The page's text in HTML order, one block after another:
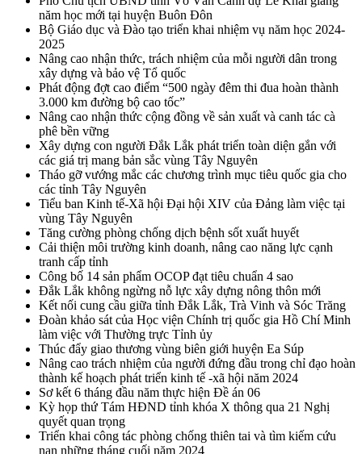
năm học mới tại huyện Buôn Đôn
Bộ Giáo dục và Đào tạo triển khai nhiệm vụ năm học 2024-
2025
Nâng cao nhận thức, trách nhiệm của mỗi người dân trong
xây dựng và bảo vệ Tổ quốc
Phát động đợt cao điểm “500 ngày đêm thi đua hoàn thành
3.000 km đường bộ cao tốc”
Nâng cao nhận thức cộng đồng về sản xuất và canh tác cà
phê bền vững
Xây dựng con người Đắk Lắk phát triển toàn diện gắn với
các giá trị mang bản sắc vùng Tây Nguyên
Tháo gỡ vướng mắc các chương trình mục tiêu quốc gia cho
các tỉnh Tây Nguyên
Tiểu ban Kinh tế-Xã hội Đại hội XIV của Đảng làm việc tại
vùng Tây Nguyên
Tăng cường phòng chống dịch bệnh sốt xuất huyết
Cải thiện môi trường kinh doanh, nâng cao năng lực cạnh
tranh cấp tỉnh
Công bố 14 sản phẩm OCOP đạt tiêu chuẩn 4 sao
Đắk Lắk không ngừng nỗ lực xây dựng nông thôn mới
Kết nối cung cầu giữa tỉnh Đắk Lắk, Trà Vinh và Sóc Trăng
Đoàn khảo sát của Học viện Chính trị quốc gia Hồ Chí Minh
làm việc với Thường trực Tỉnh ủy
Thúc đẩy giao thương vùng biên giới huyện Ea Súp
Nâng cao trách nhiệm của người đứng đầu trong chỉ đạo hoàn
thành kế hoạch phát triển kinh tế -xã hội năm 2024
Sơ kết 6 tháng đầu năm thực hiện Đề án 06
Kỳ họp thứ Tám HĐND tỉnh khóa X thông qua 21 Nghị
quyết quan trọng
Triển khai công tác phòng chống thiên tai và tìm kiếm cứu
nạn những tháng cuối năm 2024